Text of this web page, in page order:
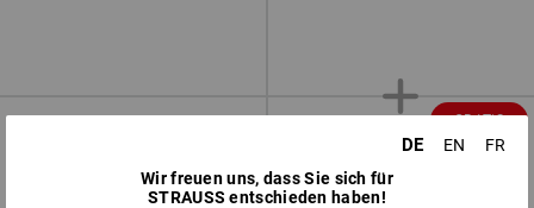
GRATIS
DE EN
FR
Wir freuen uns, dass Sie sich für
STRAUSS entschieden haben!